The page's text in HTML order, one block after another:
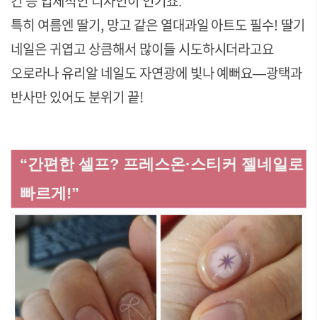
특히 여름엔 딸기, 망고 같은 열대과일 아트도 필수! 딸기
네일은 귀엽고 상큼해서 많이들 시도하시더라고요
오로라나 유리알 네일도 자연광에 빛나 예뻐요—광택과
반사만 있어도 분위기 끝!
“간편한 셀프? 프레스온·스티커 젤네일로
빠르게!”